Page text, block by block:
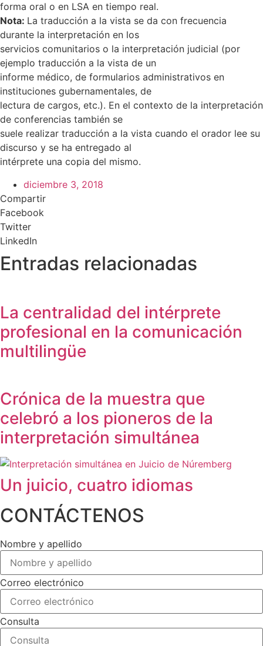
forma oral o en LSA en tiempo real.
Nota: La traducción a la vista se da con frecuencia
durante la interpretación en los
servicios comunitarios o la interpretación judicial (por
ejemplo traducción a la vista de un
informe médico, de formularios administrativos en
instituciones gubernamentales, de
lectura de cargos, etc.). En el contexto de la interpretación
de conferencias también se
suele realizar traducción a la vista cuando el orador lee su
discurso y se ha entregado al
intérprete una copia del mismo.
diciembre 3, 2018
Compartir
Facebook
Twitter
LinkedIn
Entradas relacionadas
La centralidad del intérprete
profesional en la comunicación
multilingüe
Crónica de la muestra que
celebró a los pioneros de la
interpretación simultánea
Un juicio, cuatro idiomas
CONTÁCTENOS
Nombre y apellido
Correo electrónico
Consulta